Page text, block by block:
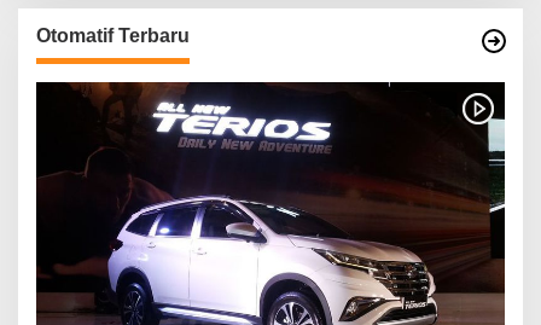
Otomatif Terbaru